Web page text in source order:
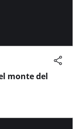
monte del